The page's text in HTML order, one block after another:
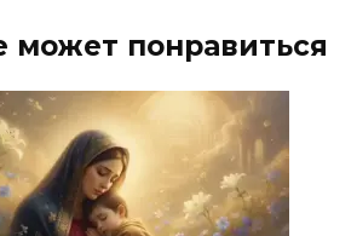
может понравиться